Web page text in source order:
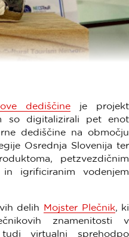
dediščine je projekt
so digitalizirali pet enot
dediščine na območju
Osrednja Slovenija ter
petzvezdičnim
igrificiranim vodenjem
delih Mojster Plečnik, ki
znamenitosti v
virtualni sprehodpo